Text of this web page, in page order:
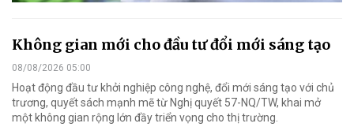
Không gian mới cho đầu tư đổi mới sáng tạo
08/08/2026 05:00
Hoạt động đầu tư khởi nghiệp công nghệ, đổi mới sáng tạo với chủ
trương, quyết sách mạnh mẽ từ Nghị quyết 57-NQ/TW, khai mở
một không gian rộng lớn đầy triển vọng cho thị trường.